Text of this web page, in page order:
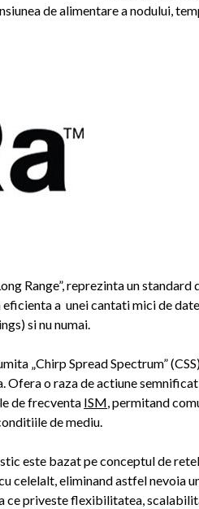
de alimentare a nodului,
Range”, reprezinta un
a unei cantati mici de
si nu numai.
„Chirp Spread Spectrum”
Ofera o raza de actiune
de frecventa ISM, permitand
de mediu.
este bazat pe conceptul de
celelalt, eliminand astfel nevoia
ce priveste flexibilitatea,